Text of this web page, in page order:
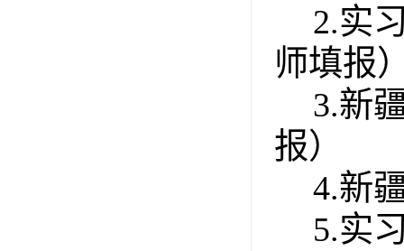
2.实
师填报
3.新
报）
4.新
5.实